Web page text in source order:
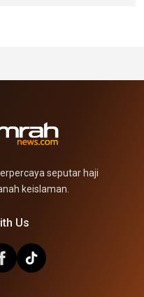
seputar haji
keislaman.
Us